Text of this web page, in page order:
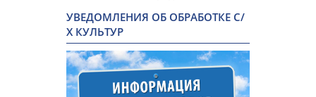
УВЕДОМЛЕНИЯ ОБ ОБРАБОТКЕ С/
Х КУЛЬТУР